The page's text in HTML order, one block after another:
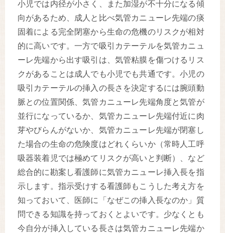
小児では内径が小さく、また加湿が不十分になる傾
向があるため、成人と比べ気管カニューレ先端の痰
固着による完全閉塞から生命の危機のリスクが相対
的に高いです。一方で吸引カテーテルを気管カニュ
ーレ先端から出す吸引は、気管粘膜を傷つけるリス
クがあることは成人でも小児でも共通です。小児の
吸引カテーテルの挿入の長さを決定するには腕頭動
脈との位置関係、気管カニューレ先端角度と気管が
並行になっているか、気管カニューレ先端付近に肉
芽やびらんがないか、気管カニューレ先端が閉塞し
た場合の生命の危険度はどれくらいか（常時人工呼
吸器装着児では極めてリスクが高いと判断）、など
総合的に勘案し看護師に気管カニューレ挿入長を指
示します。指示受けする看護師もこうした考え方を
知っておいて、医師に「なぜこの挿入長なのか」質
問できる知識を持っておくとよいです。少なくとも
今自分が挿入している長さは気管カニューレ先端か